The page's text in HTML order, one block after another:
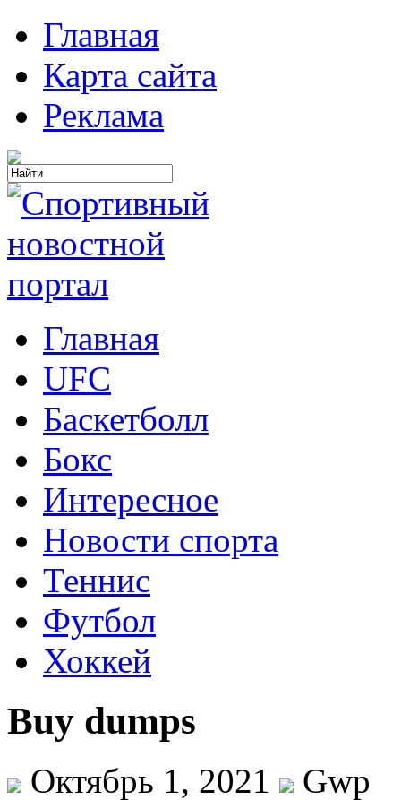
Главная
Карта сайта
Реклама
Главная
UFC
Баскетболл
Бокс
Интересное
Новости спорта
Теннис
Футбол
Хоккей
Buy dumps
Октябрь 1, 2021
Gwp